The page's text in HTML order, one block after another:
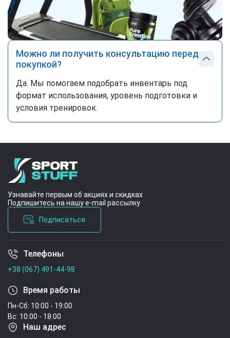
Можно ли получить консультацию перед
покупкой?
Да. Мы помогаем подобрать инвентарь под
формат использования, уровень подготовки и
условия тренировок.
Узнавайте первым об акциях и скидках
Подпишитесь на нашу e-mail рассылку
Подписаться
Условия соглашения
Телефоны
+38 (067) 491-44-98
Время работы
Пн-Сб: 10:00 - 19:00
Вс: 10:00 - 18:00
Наш адрес